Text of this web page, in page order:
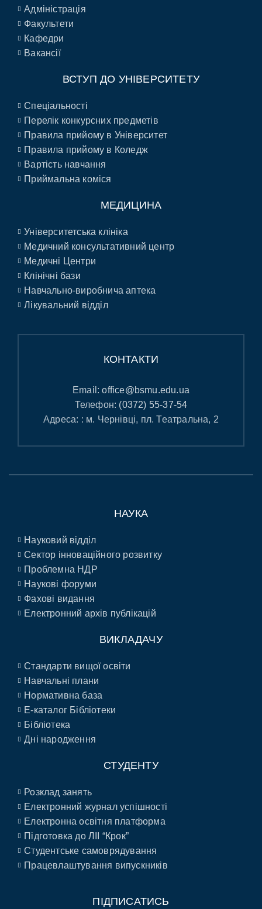
Адміністрація
Факультети
Кафедри
Вакансії
ВСТУП ДО УНІВЕРСИТЕТУ
Спеціальності
Перелік конкурсних предметів
Правила прийому в Університет
Правила прийому в Коледж
Вартість навчання
Приймальна коміся
МЕДИЦИНА
Університетська клініка
Медичний консультативний центр
Медичні Центри
Клінічні бази
Навчально-виробнича аптека
Лікувальний відділ
КОНТАКТИ
Email:office@bsmu.edu.ua
Телефон: (0372) 55-37-54
Адреса: : м. Чернівці, пл. Театральна, 2
НАУКА
Науковий відділ
Сектор інноваційного розвитку
Проблемна НДР
Наукові форуми
Фахові видання
Електронний архів публікацій
ВИКЛАДАЧУ
Стандарти вищої освіти
Навчальні плани
Нормативна база
E-каталог Бібліотеки
Бібліотека
Дні народження
СТУДЕНТУ
Розклад занять
Електронний журнал успішності
Електронна освітня платформа
Підготовка до ЛІІ “Крок”
Студентське самоврядування
Працевлаштування випускників
ПІДПИСАТИСЬ